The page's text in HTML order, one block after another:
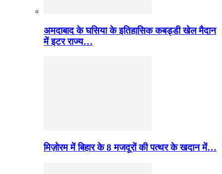
अमदाबाद के घसिया के इतिहासिक कबड्डी खेल मैदान
में इटर राज्य…
मिज़ोरम में बिहार के 8 मजदूरों की पत्थर के खदान में…